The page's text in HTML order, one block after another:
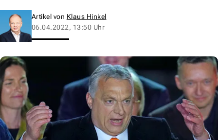
Artikel von Klaus Hinkel
06.04.2022, 13:50 Uhr